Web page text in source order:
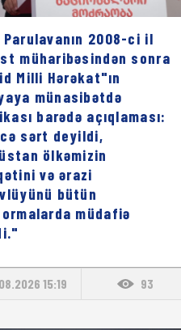
Parulavanın 2008-ci il
müharibəsindən sonra
Milli Hərəkat"ın
münasibətdə
barədə açıqlaması:
sərt deyildi,
ölkəmizin
və ərazi
bütün
müdafiə
15:19 93